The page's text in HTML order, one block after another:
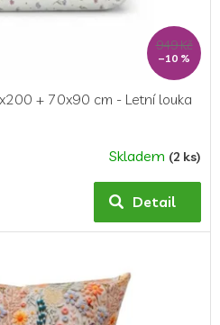
949 Kč
–10 %
+ 70x90 cm - Letní louka
Skladem (2 ks)
Detail